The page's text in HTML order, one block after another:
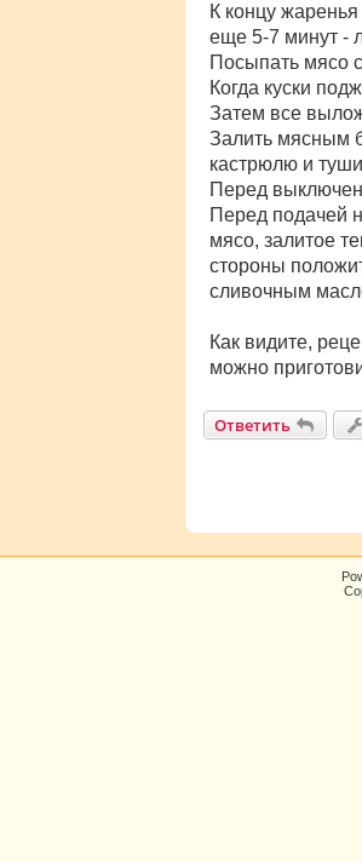
К концу
еще 5-7 минут -
Посыпать мясо
Когда куски
Затем все
Залить мясным
кастрюлю и
Перед
Перед подачей
мясо, залитое
стороны
сливочным
Как видите,
можно
Ответить